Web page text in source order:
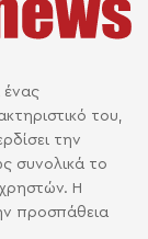
ένας
του,
την
συνολικά το
Η
προσπάθεια